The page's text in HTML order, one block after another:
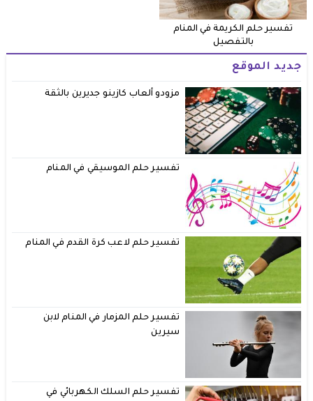
تفسير حلم الكريمة في المنام
بالتفصيل
جديد الموقع
مزودو ألعاب كازينو جديرين بالثقة
تفسير حلم الموسيقي في المنام
تفسير حلم لاعب كرة القدم في المنام
تفسير حلم المزمار في المنام لابن
سيرين
تفسير حلم السلك الكهربائي في